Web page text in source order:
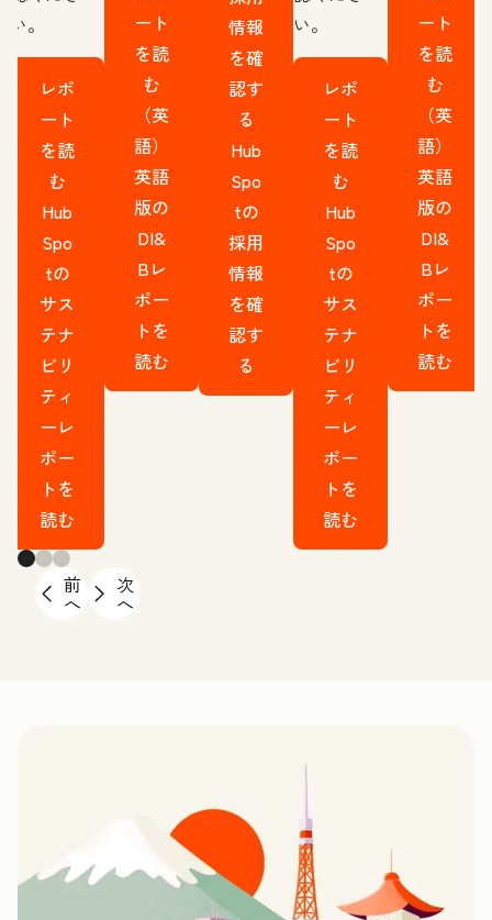
い。
レポ
ート
を読
む
Hub
Spo
tの
サス
テナ
ビリ
ティ
ーレ
ポー
トを
読む
ート
を読
む
（英
語）
英語
版の
DI&
Bレ
ポー
トを
読む
情報
を確
認す
る
Hub
Spo
tの
採用
情報
を確
認す
る
い。
レポ
ート
を読
む
Hub
Spo
tの
サス
テナ
ビリ
ティ
ーレ
ポー
トを
読む
ート
を読
む
（英
語）
英語
版の
DI&
Bレ
ポー
トを
読む
前
へ
次
へ